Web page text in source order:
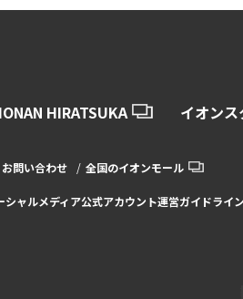
HIRATSUKA イオン
お問い合わせ 全国のイオンモール
シャルメディア公式アカウント運営ガイドライ